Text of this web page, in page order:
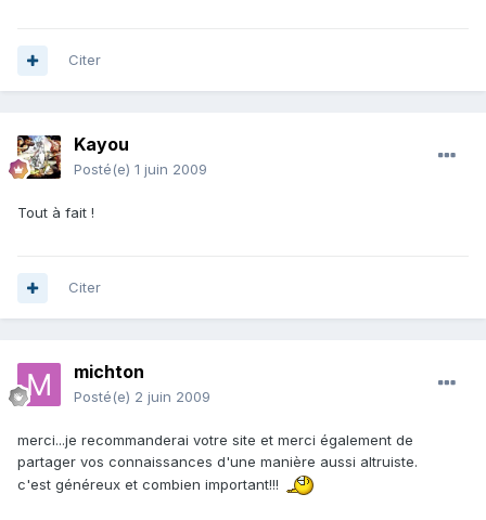
Citer
Kayou
Posté(e) 1 juin 2009
Tout à fait !
Citer
michton
Posté(e) 2 juin 2009
merci...je recommanderai votre site et merci également de
partager vos connaissances d'une manière aussi altruiste.
c'est généreux et combien important!!!